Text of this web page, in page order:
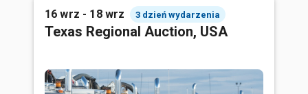
16 wrz - 18 wrz 3 dzień wydarzenia
Texas Regional Auction, USA